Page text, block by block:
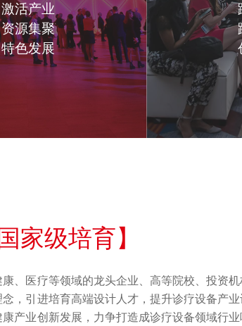
激活产业
资源集聚
特色发展
家级培育】
、医疗等领域的龙头企业、高等院校、投资
，引进培育高端设计人才，提升诊疗设备产
产业创新发展，力争打造成诊疗设备领域行